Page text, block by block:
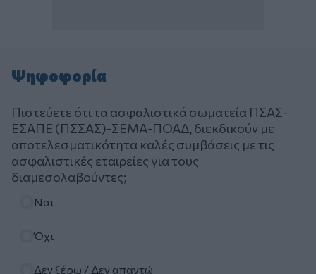
Ψηφοφορία
Πιστεύετε ότι τα ασφαλιστικά σωματεία ΠΣΑΣ-
ΕΣΑΠΕ (ΠΣΣΑΣ)-ΣΕΜΑ-ΠΟΑΔ, διεκδικούν με
αποτελεσματικότητα καλές συμβάσεις με τις
ασφαλιστικές εταιρείες για τους
διαμεσολαβούντες;
Ναι
Όχι
Δεν ξέρω / Δεν απαντώ